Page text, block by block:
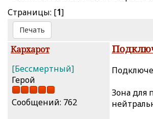
Страницы: [1]
Печать
Кархарот
[Бессмертный]
Герой
Сообщений: 762
Зона для